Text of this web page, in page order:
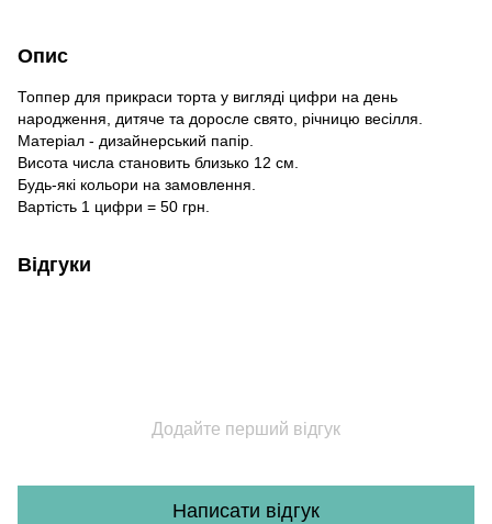
Опис
Топпер для прикраси торта у вигляді цифри на день
народження, дитяче та доросле свято, річницю весілля.
Матеріал - дизайнерський папір.
Висота числа становить близько 12 см.
Будь-які кольори на замовлення.
Вартість 1 цифри = 50 грн.
Відгуки
Додайте перший відгук
Написати відгук